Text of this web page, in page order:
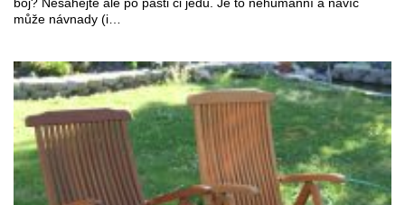
boj? Nesahejte ale po pasti či jedu. Je to nehumánní a navíc
může návnady (i…